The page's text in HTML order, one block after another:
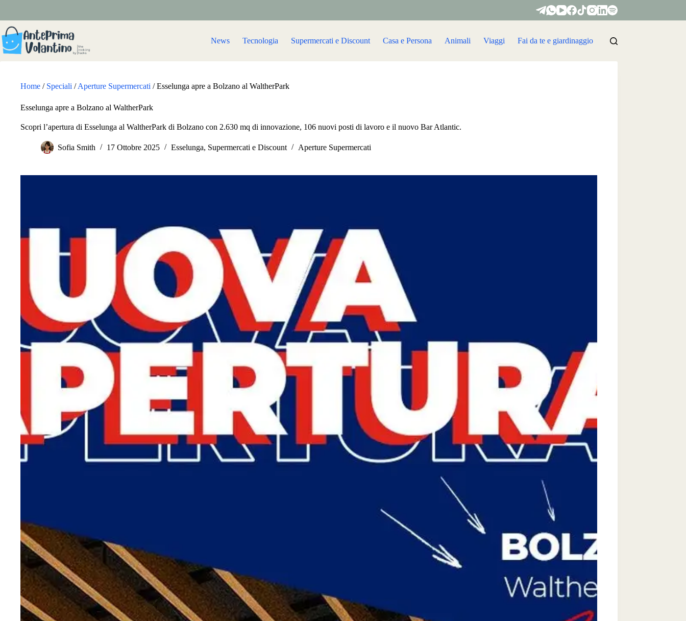
contenuto
News Tecnologia Supermercati e Discount Casa e Persona Animali Viaggi Fai da te e giardinaggio
Home / Speciali /Aperture Supermercati /Esselunga apre a Bolzano al WaltherPark
Esselunga apre a Bolzano al WaltherPark
Scopri l’apertura di Esselunga al WaltherPark di Bolzano con 2.630 mq di innovazione, 106 nuovi posti di lavoro e il nuovo Bar Atlantic.
Sofia Smith 17 Ottobre 2025 Esselunga, Supermercati e Discount Aperture Supermercati